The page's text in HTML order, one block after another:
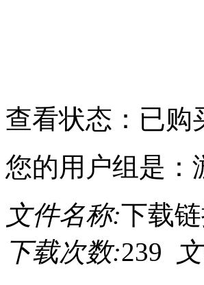
查看状态：已购
您的用户组是：
文件名称:下载
下载次数:239